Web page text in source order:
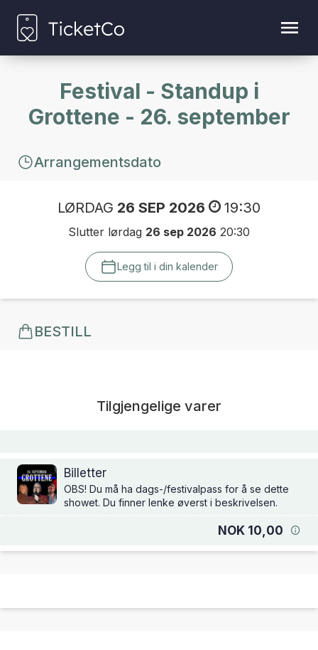
Festival - Standup i
Grottene - 26. september
Arrangementsdato
LØRDAG 26 SEP 2026 19:30
Slutter lørdag 26 sep 2026 20:30
Legg til i din kalender
BESTILL
Tilgjengelige varer
Billetter
OBS! Du må ha dags-/festivalpass for å se dette
showet. Du finner lenke øverst i beskrivelsen.
NOK 10,00